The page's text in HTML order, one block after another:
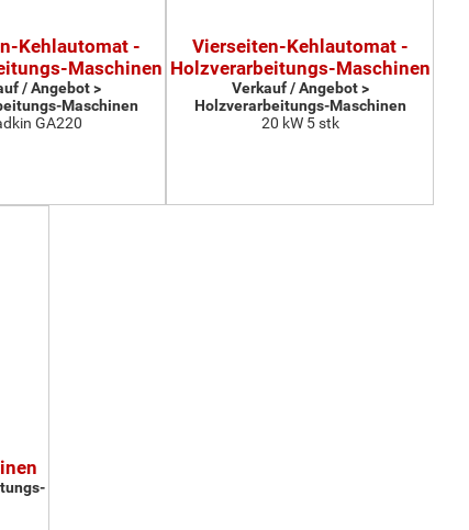
Kehlautomat -
Maschinen
/ Angebot >
Maschinen
GA220
Vierseiten-Kehlautomat -
Holzverarbeitungs-Maschinen
Verkauf / Angebot >
Holzverarbeitungs-Maschinen
20 kW 5 stk